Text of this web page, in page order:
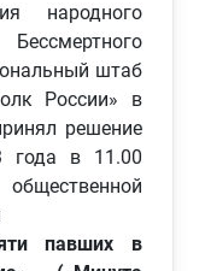
народного
штаб
России» в
решение
года в 11.00
павших в